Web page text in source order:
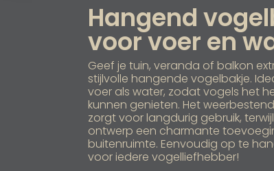
Hangend
voor voer en
Geef je tuin, veranda of balkon
stijlvolle hangende vogelbakje.
voer als water, zodat vogels het
kunnen genieten. Het
zorgt voor langdurig gebruik,
ontwerp een charmante
buitenruimte. Eenvoudig op te
voor iedere vogelliefhebber!